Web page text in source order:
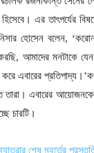
এর তাৎপর্যের
হোসেন বলেন,
আমাদের মনটাকে
এবারের
এবারের
চারটি।